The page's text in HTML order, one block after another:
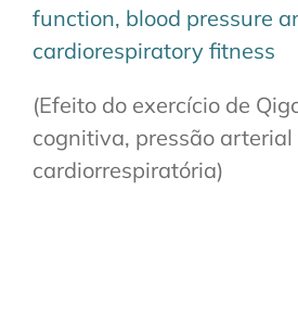
function, blood pressure
cardiorespiratory fitness
(Efeito do exercício de
cognitiva, pressão
cardiorrespiratória)